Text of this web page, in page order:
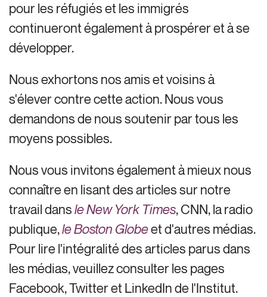
pour les réfugiés et les immigrés
continueront également à prospérer et à se
développer.
Nous exhortons nos amis et voisins à
s'élever contre cette action. Nous vous
demandons de nous soutenir par tous les
moyens possibles.
Nous vous invitons également à mieux nous
connaître en lisant des articles sur notre
travail dansle New York Times, CNN, la radio
publique,le Boston Globeet d'autres médias.
Pour lire l'intégralité des articles parus dans
les médias, veuillez consulter les pages
Facebook, Twitter et LinkedIn de l'Institut.